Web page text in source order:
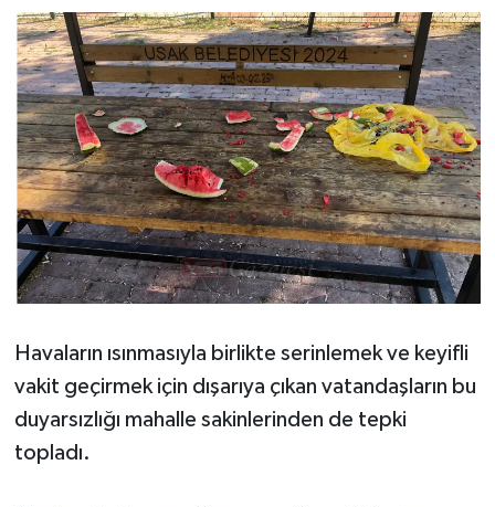
Havaların ısınmasıyla birlikte serinlemek ve keyifli
vakit geçirmek için dışarıya çıkan vatandaşların bu
duyarsızlığı mahalle sakinlerinden de tepki
topladı.